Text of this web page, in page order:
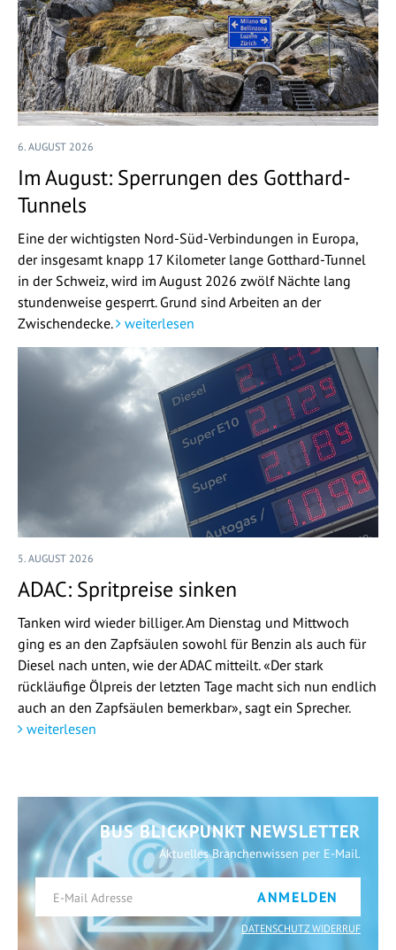
6. AUGUST 2026
Im August: Sperrungen des Gotthard-
Tunnels
Eine der wichtigsten Nord-Süd-Verbindungen in Europa,
der insgesamt knapp 17 Kilometer lange Gotthard-Tunnel
in der Schweiz, wird im August 2026 zwölf Nächte lang
stundenweise gesperrt. Grund sind Arbeiten an der
Zwischendecke.
weiterlesen
5. AUGUST 2026
ADAC: Spritpreise sinken
Tanken wird wieder billiger. Am Dienstag und Mittwoch
ging es an den Zapfsäulen sowohl für Benzin als auch für
Diesel nach unten, wie der ADAC mitteilt. «Der stark
rückläufige Ölpreis der letzten Tage macht sich nun endlich
auch an den Zapfsäulen bemerkbar», sagt ein Sprecher.
weiterlesen
BUS BLICKPUNKT NEWSLETTER
Aktuelles Branchenwissen per E-Mail.
ANMELDEN
DATENSCHUTZ WIDERRUF